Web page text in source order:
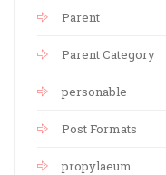
Parent
Parent Category
personable
Post Formats
propylaeum